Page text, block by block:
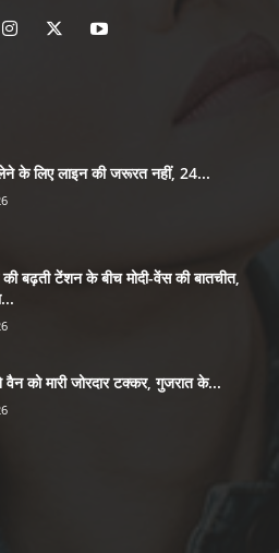
के लिए लाइन की जरूरत नहीं, 24...
बढ़ती टेंशन के बीच मोदी-वेंस की बातचीत,
वैन को मारी जोरदार टक्कर, गुजरात के...